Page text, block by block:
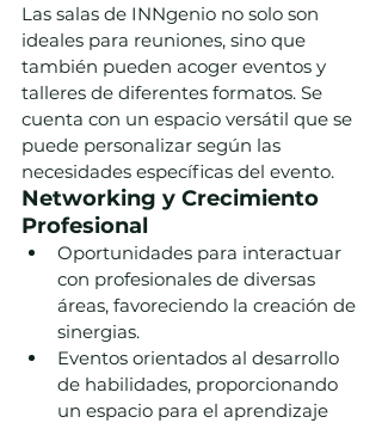
Las salas de INNgenio no solo son
ideales para reuniones, sino que
también pueden acoger eventos y
talleres de diferentes formatos. Se
cuenta con un espacio versátil que se
puede personalizar según las
necesidades específicas del evento.
Networking y Crecimiento
Profesional
Oportunidades para interactuar
con profesionales de diversas
áreas, favoreciendo la creación de
sinergias.
Eventos orientados al desarrollo
de habilidades, proporcionando
un espacio para el aprendizaje